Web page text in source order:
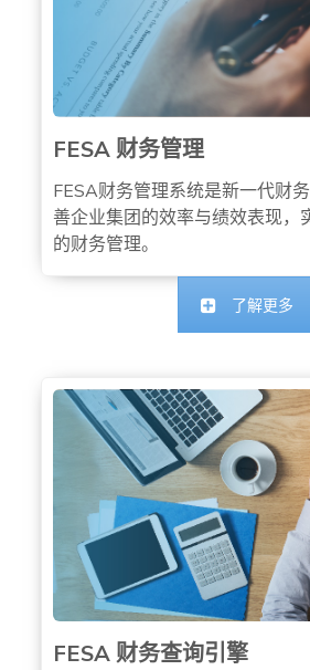
FESA 财务管理
FESA财务管理系统是新一代财
善企业集团的效率与绩效表现，
的财务管理。
了解更多
FESA 财务查询引擎